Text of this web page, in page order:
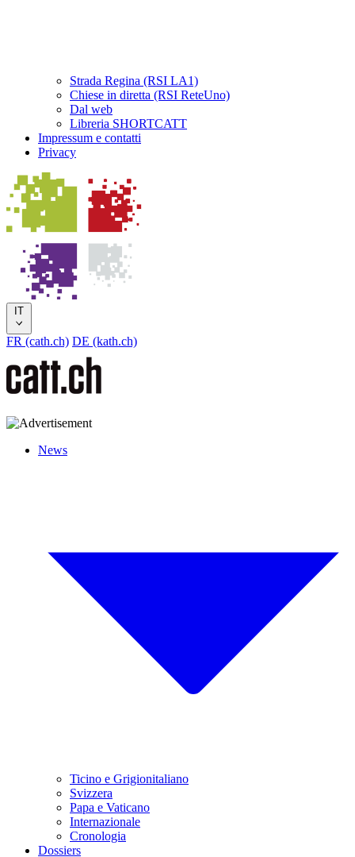
Strada Regina (RSI LA1)
Chiese in diretta (RSI ReteUno)
Dal web
Libreria SHORTCATT
Impressum e contatti
Privacy
IT
FR (cath.ch) DE (kath.ch)
News
Ticino e Grigionitaliano
Svizzera
Papa e Vaticano
Internazionale
Cronologia
Dossiers